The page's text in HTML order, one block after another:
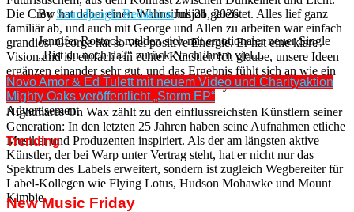
Die Crew hat dabei einen Wahnsinnsjob geleistet. Alles lief ganz
familiär ab, und auch mit George und Allen zu arbeiten war einfach
grandios. George hat so viel positive Energie. Er hat eine klare
Vision und ist einfach ein echter Künstler. Ich glaube, unsere Ideen
ergänzen einander sehr gut, und das Ergebnis fühlt sich an wie ein
Ausschnitt aus einer sehr viel größeren Story.“
Nightmares On Wax zählt zu den einflussreichsten Künstlern seiner
Generation: In den letzten 25 Jahren haben seine Aufnahmen etliche
Musiker und Produzenten inspiriert. Als der am längsten aktive
Künstler, der bei Warp unter Vertrag steht, hat er nicht nur das
Spektrum des Labels erweitert, sondern ist zugleich Wegbereiter für
Label-Kollegen wie Flying Lotus, Hudson Mohawke und Mount
Kimbie.
BySoundjungle RedaktionJuli 21, 2026
Jennifer Rostock melden sich mit emotionaler neuer Single
„Bist du noch da?“ zurück Nach ihrem viel...
Novo Amor & Ed Tulett mit neuem Video und Charityaktion
Mighty Oaks veröffentlicht „Storm EP“
Advertisement
Trending
New Music Friday